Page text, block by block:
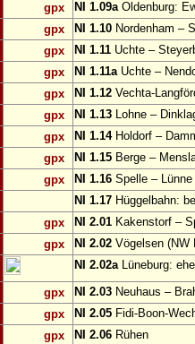
gpx
NI 1.09aOldenburg:
gpx
NI 1.10 Nordenham –
gpx
NI 1.11 Uchte –
gpx
NI 1.11aUchte –
gpx
NI 1.12 Vechta-
gpx
NI 1.13 Lohne –
gpx
NI 1.14Holdorf –
gpx
NI 1.15 Berge –
gpx
NI 1.16 Spelle – Lünne
NI 1.17 Hüggelbahn:
gpx
NI 2.01 Kakenstorf –
gpx
NI 2.02 Vögelsen (NW
NI 2.02aLüneburg:
gpx NI 2.03 Neuhaus –
gpx
NI 2.05 Fidi-Boon-
gpx
NI 2.06 Rühen